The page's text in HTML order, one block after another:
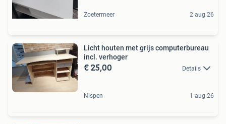
Zoetermeer 2 aug 26
Licht houten met grijs computerbureau
incl. verhoger
€ 25,00 Details
Nispen 1 aug 26